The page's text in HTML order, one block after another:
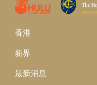
香港
新界
最新消息